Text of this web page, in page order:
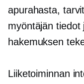
apurahasta,
myöntäjän
hakemuksen
Liiketoiminnan